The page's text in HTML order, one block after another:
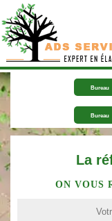
Bureau
Bureau
La
ON VOUS